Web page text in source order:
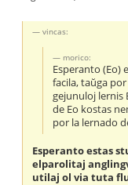
vincas:
morico:
Esperanto (Eo)
facila, taŭga
gejunuloj lernis
de Eo kostas
por la lernado
Esperanto estas
elparolitaj
utilaj ol via tuta